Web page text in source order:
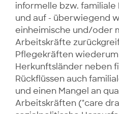
informelle bzw.
und auf - überwiegend
einheimische und/oder
Arbeitskräfte
Pflegekräften
Herkunftsländer neben
Rückflüssen auch
und einen Mangel an
Arbeitskräften ("care